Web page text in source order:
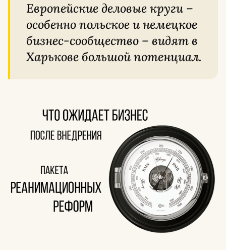
Европейские деловые круги –
особенно польское и немецкое
бизнес-сообщество – видят в
Харькове большой потенциал.